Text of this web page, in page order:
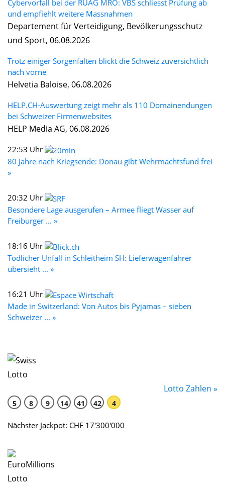
Cybervorfall bei der RUAG MRO: VBS schliesst Prüfung ab
und empfiehlt weitere Massnahmen
Departement für Verteidigung, Bevölkerungsschutz
und Sport, 06.08.2026
Trotz einiger Sorgenfalten blickt die Schweiz zuversichtlich
nach vorne
Helvetia Baloise, 06.08.2026
HELP.CH-Auswertung zeigt mehr als 110 Domainendungen
bei Schweizer Firmenwebsites
HELP Media AG, 06.08.2026
22:53 Uhr
80 Jahre nach Kriegsende: Donau gibt Wehrmachtsfund frei
»
20:32 Uhr
Besondere Lage ausgerufen – Armee fliegt Wasser auf
Freiburger ... »
18:16 Uhr
Tödlicher Unfall in Schleitheim SH: Lieferwagenfahrer
übersieht ... »
16:21 Uhr
Made in Switzerland: Von Autos bis Pyjamas – sieben
Schweizer ... »
Lotto Zahlen »
5 8 9 14 41 42 4
Nächster Jackpot: CHF 17'300'000